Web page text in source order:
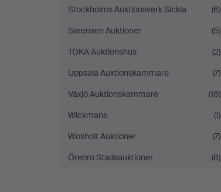
Stockholms Auktionsverk Sickla
(6)
Sørensen Auktioner
(5)
TOKA Auktionshus
(2)
Uppsala Auktionskammare
(7)
Växjö Auktionskammare
(18)
Wickmans
(1)
Woxholt Auktioner
(7)
Örebro Stadsauktioner
(8)